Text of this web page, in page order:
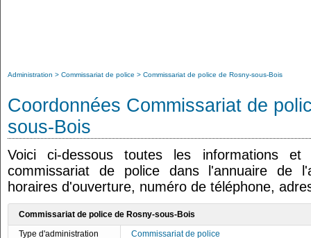
Administration Commissariat de police Commissariat de police de Rosny-sous-Bois
Coordonnées Commissariat de
sous-Bois
Voici ci-dessous toutes les informations et
commissariat de police dans l'annuaire de
horaires d'ouverture, numéro de téléphone,
Commissariat de police de Rosny-sous-Bois
Type d'administration
Commissariat de police